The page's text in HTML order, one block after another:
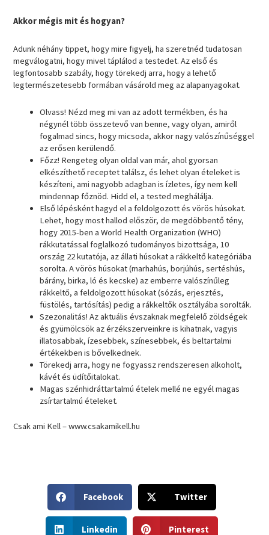
Akkor mégis mit és hogyan?
Adunk néhány tippet, hogy mire figyelj, ha szeretnéd tudatosan
megválogatni, hogy mivel táplálod a testedet. Az első és
legfontosabb szabály, hogy törekedj arra, hogy a lehető
legtermészetesebb formában vásárold meg az alapanyagokat.
Olvass! Nézd meg mi van az adott termékben, és ha
négynél több összetevő van benne, vagy olyan, amiről
fogalmad sincs, hogy micsoda, akkor nagy valószínűséggel
az erősen kerülendő.
Főzz! Rengeteg olyan oldal van már, ahol gyorsan
elkészíthető receptet találsz, és lehet olyan ételeket is
készíteni, ami nagyobb adagban is ízletes, így nem kell
mindennap főznöd. Hidd el, a tested meghálálja.
Első lépésként hagyd el a feldolgozott és vörös húsokat.
Lehet, hogy most hallod először, de megdöbbentő tény,
hogy 2015-ben a World Health Organization (WHO)
rákkutatással foglalkozó tudományos bizottsága, 10
ország 22 kutatója, az állati húsokat a rákkeltő kategóriába
sorolta. A vörös húsokat (marhahús, borjúhús, sertéshús,
bárány, birka, ló és kecske) az emberre valószínűleg
rákkeltő, a feldolgozott húsokat (sózás, erjesztés,
füstölés, tartósítás) pedig a rákkeltők osztályába sorolták.
Szezonalitás! Az aktuális évszaknak megfelelő zöldségek
és gyümölcsök az érzékszerveinkre is kihatnak, vagyis
illatosabbak, ízesebbek, színesebbek, és beltartalmi
értékekben is bővelkednek.
Törekedj arra, hogy ne fogyassz rendszeresen alkoholt,
kávét és üdítőitalokat.
Magas szénhidráttartalmú ételek mellé ne egyél magas
zsírtartalmú ételeket.
Csak ami Kell – www.csakamikell.hu
h
a
r
Facebook
h
a
Twitter
h
Linkedin
h
Pinterest